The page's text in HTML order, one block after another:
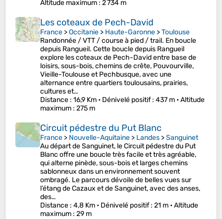
Altitude maximum : 2 734 m
Les coteaux de Pech-David
France >Occitanie > Haute-Garonne >Toulouse
Randonnée / VTT / course à pied / trail. En boucle
depuis Rangueil. Cette boucle depuis Rangueil
explore les coteaux de Pech-David entre base de
loisirs, sous-bois, chemins de crête, Pouvourville,
Vieille-Toulouse et Pechbusque, avec une
alternance entre quartiers toulousains, prairies,
cultures et…
Distance : 16,9 Km • Dénivelé positif: 437 m •Altitude
maximum : 275 m
Circuit pédestre du Put Blanc
France > Nouvelle-Aquitaine > Landes >Sanguinet
Au départ de Sanguinet, le Circuit pédestre du Put
Blanc offre une boucle très facile et très agréable,
qui alterne pinède, sous-bois et larges chemins
sablonneux dans un environnement souvent
ombragé. Le parcours dévoile de belles vues sur
l’étang de Cazaux et de Sanguinet, avec des anses,
des…
Distance : 4,8 Km • Dénivelé positif: 21 m •Altitude
maximum : 29 m